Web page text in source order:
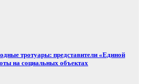
тротуары: представители «Единой
на социальных объектах